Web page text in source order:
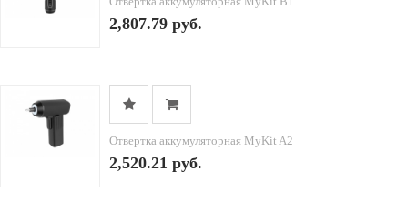
2,807.79 руб.
Отвертка аккумуляторная MyKit A2
2,520.21 руб.